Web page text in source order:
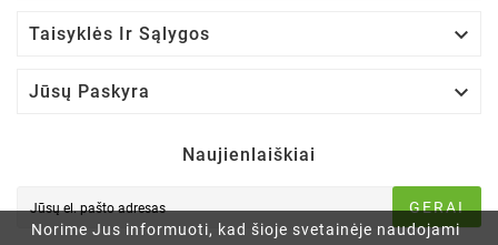
Norime Jus informuoti, kad šioje svetainėje naudojami
Taisyklės Ir Sąlygos 
Jūsų Paskyra 
Naujienlaiškiai
GERAI